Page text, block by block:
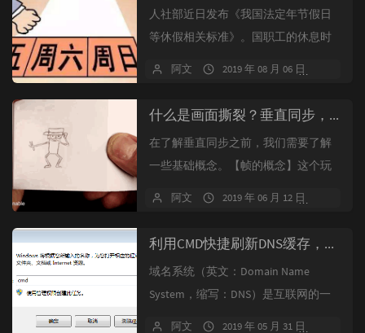
人社部近日发布《我国法定年节假日
等休假相关标准》。国职工的休息时
阿文 2019 年 08 月 06 日
什么是画面撕裂？垂直同步，G-sync，Freesync到底有啥用？
在了解垂直同步之前，我们需要了解
一些基础概念。【帧的概念】这个玩
阿文 2019 年 06 月 12 日
利用CMD快捷刷新DNS缓存，提升网速
域名系统（英文：Domain Name
System，缩写：DNS）是互联网的一
阿文 2019 年 05 月 31 日